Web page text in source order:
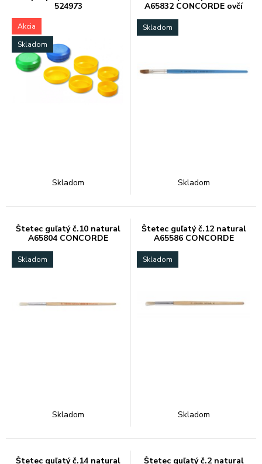
524973
Akcia
Skladom
Skladom
A65832 CONCORDE ovčí
Skladom
Skladom
Štetec guľatý č.10 natural
A65804 CONCORDE
Skladom
Skladom
Štetec guľatý č.12 natural
A65586 CONCORDE
Skladom
Skladom
Štetec guľatý č.14 natural Štetec guľatý č.2 natural